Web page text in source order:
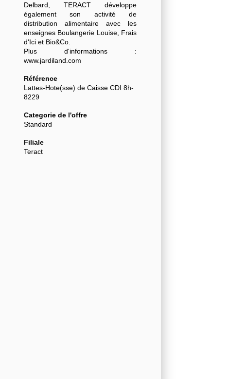
Delbard, TERACT développe
également son activité de
distribution alimentaire avec les
enseignes Boulangerie Louise, Frais
d'Ici et Bio&Co.
Plus d'informations :
www.jardiland.com
Référence
Lattes-Hote(sse) de Caisse CDI 8h-
8229
Categorie de l'offre
Standard
Filiale
Teract